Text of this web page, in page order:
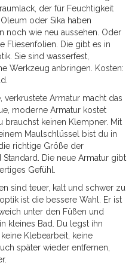
der für Feuchtigkeit
oder Sika haben
noch wie neu aussehen. Oder
Fliesenfolien. Die gibt es in
Sie sind wasserfest,
Werkzeug anbringen. Kosten:
verkrustete Armatur macht das
moderne Armatur kostet
brauchst keinen Klempner. Mit
Maulschlüssel bist du in
richtige Größe der
Die neue Armatur gibt
Gefühl.
sind teuer, kalt und schwer zu
ist die bessere Wahl. Er ist
unter den Füßen und
kleines Bad. Du legst ihn
Klebearbeit, keine
später wieder entfernen,